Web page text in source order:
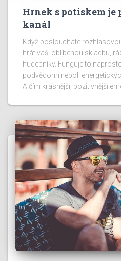
Hrnek s potiskem je
kanál
Když posloucháte
hrát vaši oblíbenou skladbu,
hudebníky. Funguje to
podvědomí neboli
A čím krásnější, pozitivnější